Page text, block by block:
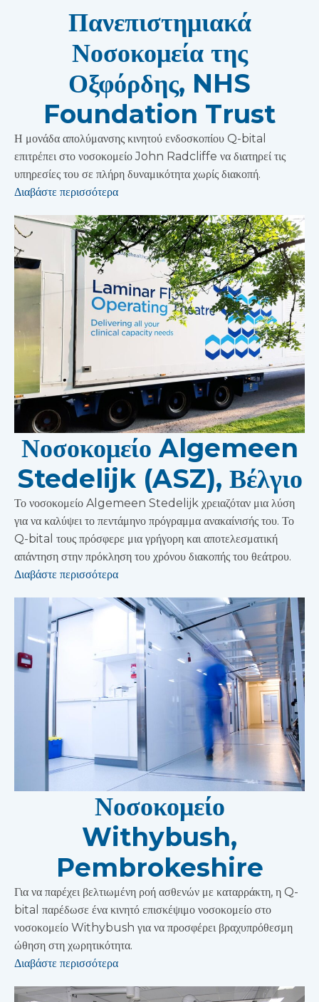
Πανεπιστημιακά
Νοσοκομεία της
Οξφόρδης, NHS
Foundation Trust
Η μονάδα απολύμανσης κινητού ενδοσκοπίου Q-bital
επιτρέπει στο νοσοκομείο John Radcliffe να διατηρεί τις
υπηρεσίες του σε πλήρη δυναμικότητα χωρίς διακοπή.
Διαβάστε περισσότερα
Νοσοκομείο Algemeen
Stedelijk (ASZ), Βέλγιο
Το νοσοκομείο Algemeen Stedelijk χρειαζόταν μια λύση
για να καλύψει το πεντάμηνο πρόγραμμα ανακαίνισής του. Το
Q-bital τους πρόσφερε μια γρήγορη και αποτελεσματική
απάντηση στην πρόκληση του χρόνου διακοπής του θεάτρου.
Διαβάστε περισσότερα
Νοσοκομείο
Withybush,
Pembrokeshire
Για να παρέχει βελτιωμένη ροή ασθενών με καταρράκτη, η Q-
bital παρέδωσε ένα κινητό επισκέψιμο νοσοκομείο στο
νοσοκομείο Withybush για να προσφέρει βραχυπρόθεσμη
ώθηση στη χωρητικότητα.
Διαβάστε περισσότερα